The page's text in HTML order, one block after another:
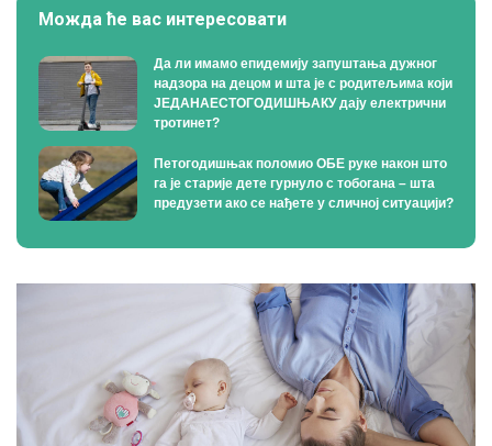
Можда ће вас интересовати
Да ли имамо епидемију запуштања дужног
надзора на децом и шта је с родитељима који
ЈЕДАНАЕСТОГОДИШЊАКУ дају електрични
тротинет?
Петогодишњак поломио ОБЕ руке након што
га је старије дете гурнуло с тобогана – шта
предузети ако се нађете у сличној ситуацији?